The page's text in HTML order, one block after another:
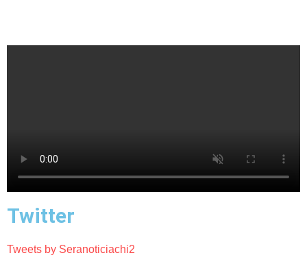
Twitter
Tweets by Seranoticiachi2